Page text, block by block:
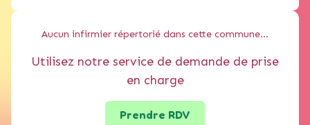
Aucun infirmier répertorié dans cette commune...
Utilisez notre service de demande de prise
en charge
Prendre RDV